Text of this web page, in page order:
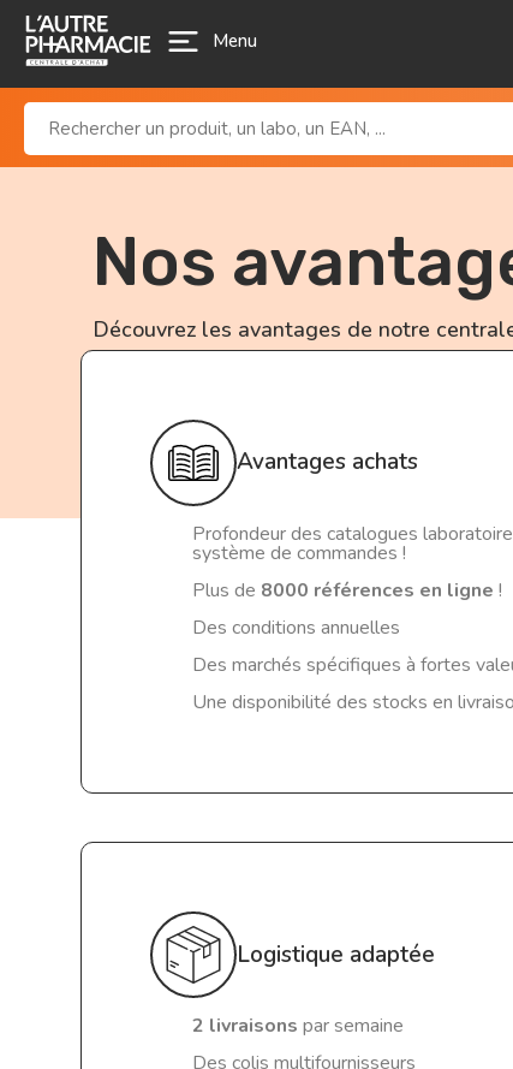
Menu
Nos
Découvrez les avantages de notre
Avantages achats
Profondeur des catalogues
système de commandes !
Plus de 8000 références en ligne !
Des conditions annuelles
Des marchés spécifiques à fortes
Une disponibilité des stocks en
Logistique adaptée
2 livraisons par semaine
Des colis multifournisseurs